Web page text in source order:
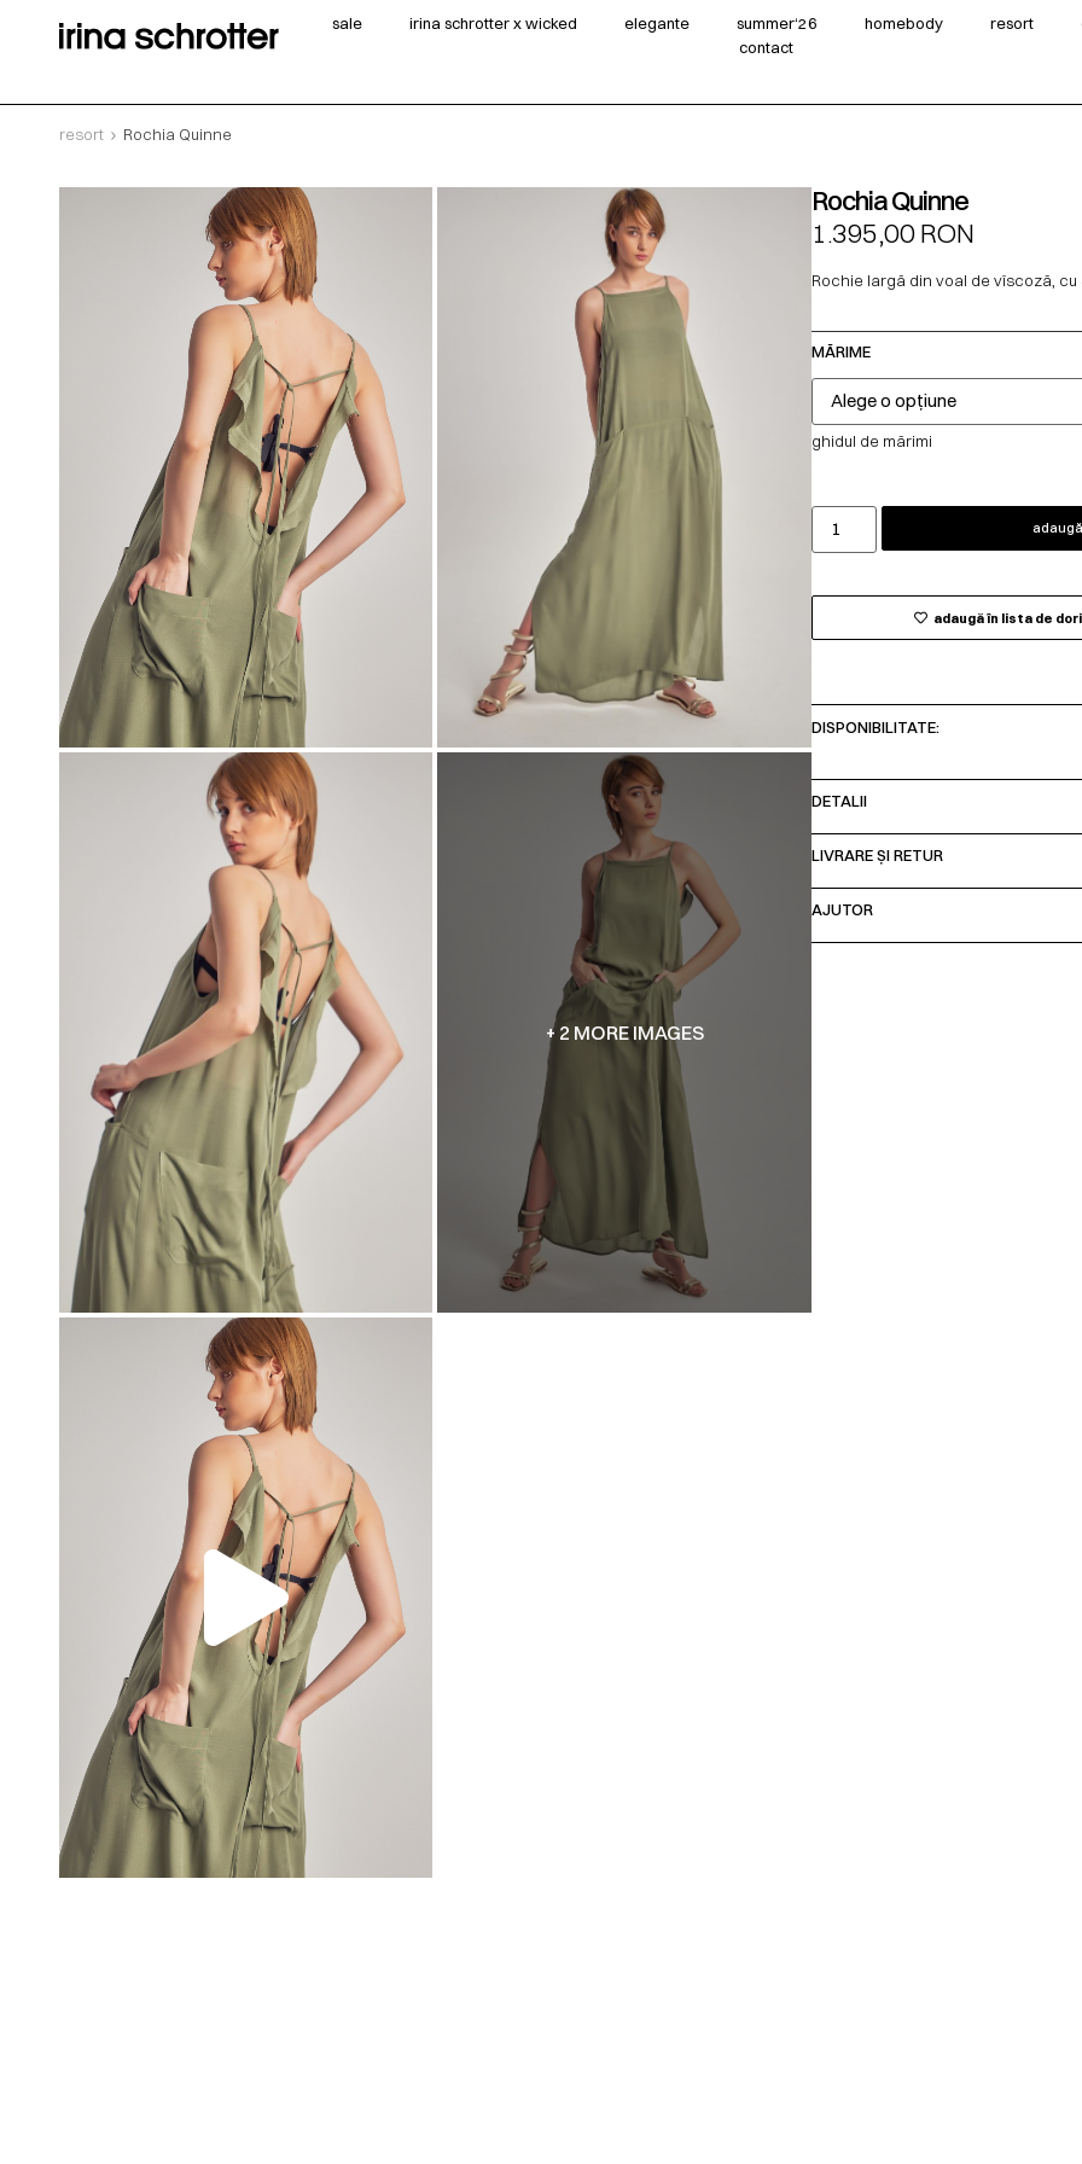
sale irina schrotter x wicked elegante summer‘26 homebody resort
contact
resort Rochia Quinne
+ 2 MORE IMAGES
00:00
Rochia Quinne
1.395,00RON
Rochie largă din voal de vîscoză,
MĂRIME
ghidul de mărimi
adaugă în lista de
DISPONIBILITATE:
DETALII
LIVRARE ȘI RETUR
AJUTOR